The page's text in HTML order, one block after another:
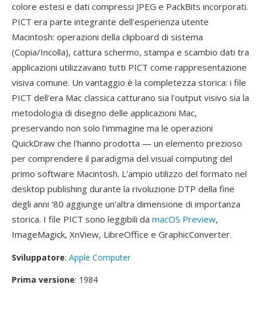
colore estesi e dati compressi JPEG e PackBits incorporati.
PICT era parte integrante dell'esperienza utente
Macintosh: operazioni della clipboard di sistema
(Copia/Incolla), cattura schermo, stampa e scambio dati tra
applicazioni utilizzavano tutti PICT come rappresentazione
visiva comune. Un vantaggio è la completezza storica: i file
PICT dell'era Mac classica catturano sia l'output visivo sia la
metodologia di disegno delle applicazioni Mac,
preservando non solo l'immagine ma le operazioni
QuickDraw che l'hanno prodotta — un elemento prezioso
per comprendere il paradigma del visual computing del
primo software Macintosh. L'ampio utilizzo del formato nel
desktop publishing durante la rivoluzione DTP della fine
degli anni '80 aggiunge un'altra dimensione di importanza
storica. I file PICT sono leggibili da macOS Preview,
ImageMagick, XnView, LibreOffice e GraphicConverter.
Sviluppatore: Apple Computer
Prima versione: 1984